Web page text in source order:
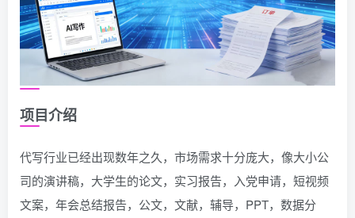
项目介绍
代写行业已经出现数年之久，市场需求十分庞大，像大小公
司的演讲稿，大学生的论文，实习报告，入党申请，短视频
文案，年会总结报告，公文，文献，辅导，PPT，数据分